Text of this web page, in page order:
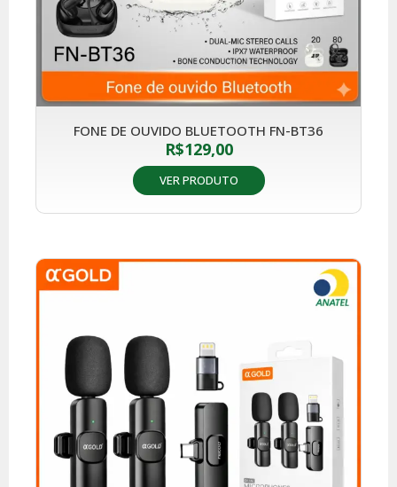
FONE DE OUVIDO BLUETOOTH FN-BT36
R$129,00
VER PRODUTO